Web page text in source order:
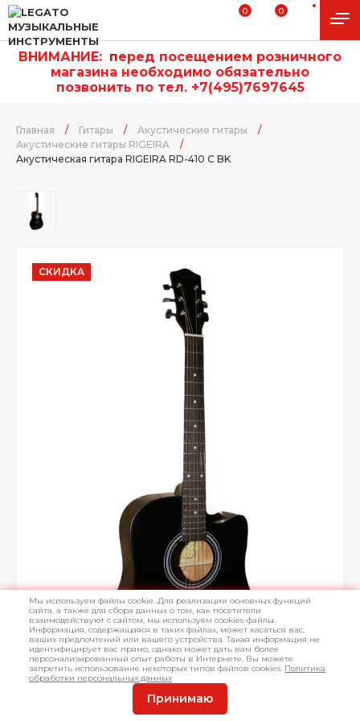
0 0
ВНИМАНИЕ: перед посещением розничного
магазина необходимо обязательно
позвонить по тел. +7(495)7697645
Главная / Гитары / Акустические гитары
/
Акустические гитары RIGEIRA
/
Акустическая гитара RIGEIRA RD-410 C BK
СКИДКА
Мы используем файлы cookie. Для реализации основных функций
сайта, а также для сбора данных о том, как посетители
взаимодействуют с сайтом, мы используем cookies-файлы.
Информация, содержащаяся в таких файлах, может касаться вас,
ваших предпочтений или вашего устройства. Такая информация не
идентифицирует вас прямо, однако может дать вам более
персонализированный опыт работы в Интернете. Вы можете
запретить использование некоторых типов файлов cookies. Политика
обработки персональных данных
Принимаю